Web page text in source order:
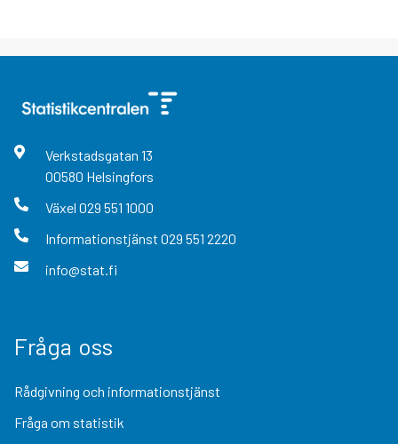
Verkstadsgatan 13
00580 Helsingfors
Växel 029 551 1000
Informationstjänst 029 551 2220
info@stat.fi
Fråga oss
Rådgivning och informationstjänst
Fråga om statistik